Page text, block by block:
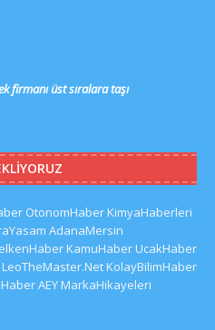
firmanı üst sıralara taşı
OtonomHaberKimyaHaberleri
AdanaMersin
KamuHaberUcakHaber
LeoTheMaster.NetKolayBilimHaber
AEYMarkaHikayeleri